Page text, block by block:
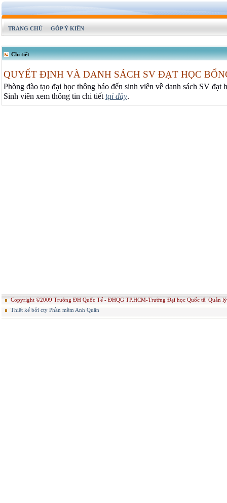
TRANG CHỦ GÓP Ý KIẾN
Chi tiết
QUYẾT ĐỊNH VÀ DANH SÁCH SV ĐẠT HỌC
Phòng đào tạo đại học thông báo đến sinh viên về danh sách SV
Sinh viên xem thông tin chi tiết tại đây.
Copyright ©2009 Trường ĐH Quốc Tế - ĐHQG TP.HCM-Trường Đại học Quốc tế. Quản
Thiết kế bởi cty Phần mềm Anh Quân